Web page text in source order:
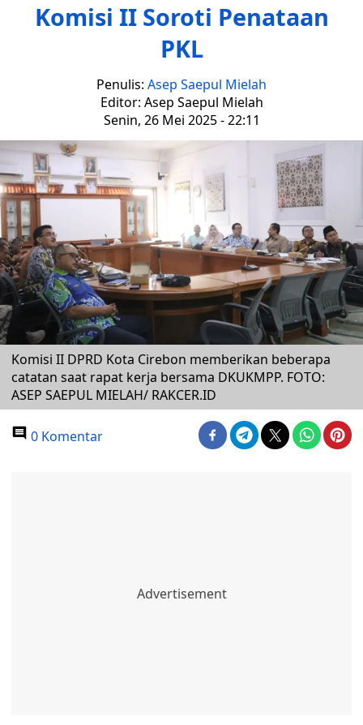
Komisi II Soroti Penataan
PKL
Penulis: Asep Saepul Mielah
Editor: Asep Saepul Mielah
Senin, 26 Mei 2025 - 22:11
Komisi II DPRD Kota Cirebon memberikan beberapa
catatan saat rapat kerja bersama DKUKMPP. FOTO:
ASEP SAEPUL MIELAH/ RAKCER.ID
0 Komentar